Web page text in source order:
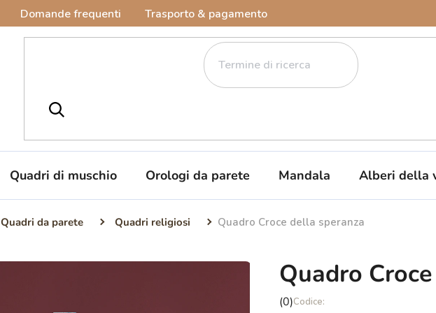
Domande frequenti Trasporto & pagamento
Quadri di muschio Orologi da parete Mandala Alberi della
Quadri da parete Quadri religiosi Quadro Croce della speranza
Quadro
La
(0)